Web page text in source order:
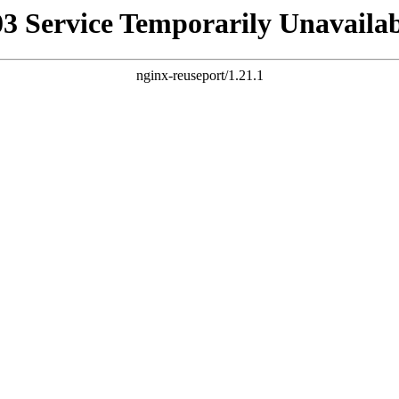
Service Temporarily
nginx-reuseport/1.21.1